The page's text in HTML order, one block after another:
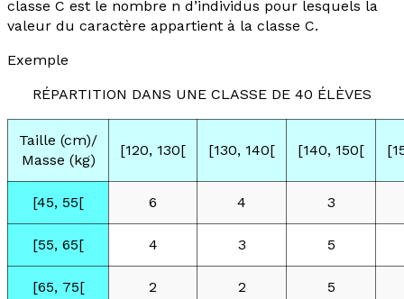
classe C est le nombre n d’individus pour lesquels la
valeur du caractère appartient à la classe C.
Exemple
RÉPARTITION DANS UNE CLASSE DE 40 ÉLÈVES
Taille (cm)/
Masse (kg)
[120, 130[ [130, 140[ [140, 150[
[45, 55[ 6 4 3
[55, 65[ 4 3 5
[65, 75[ 2 2 5